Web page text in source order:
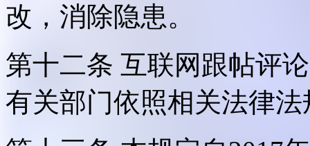
改，消除隐患。
第十二条 互联网跟帖评
有关部门依照相关法律